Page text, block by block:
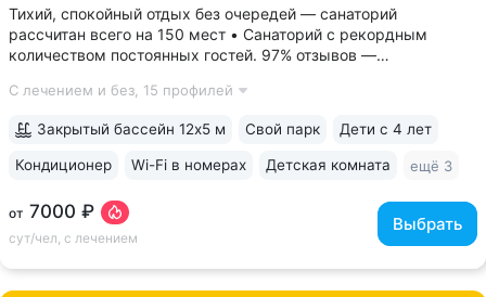
Тихий, спокойный отдых без очередей — санаторий
рассчитан всего на 150 мест • Санаторий с рекордным
количеством постоянных гостей. 97% отзывов —
до Грязелечебницы им. Семашко и бюветов минеральной
С лечением и без, 15 профилей
от 7000 ₽
сут/чел, с лечением
Выбрать
Закрытый бассейн 12х5 м Свой парк Дети с 4 лет
Кондиционер Wi-Fi в номерах Детская комната ещё 3